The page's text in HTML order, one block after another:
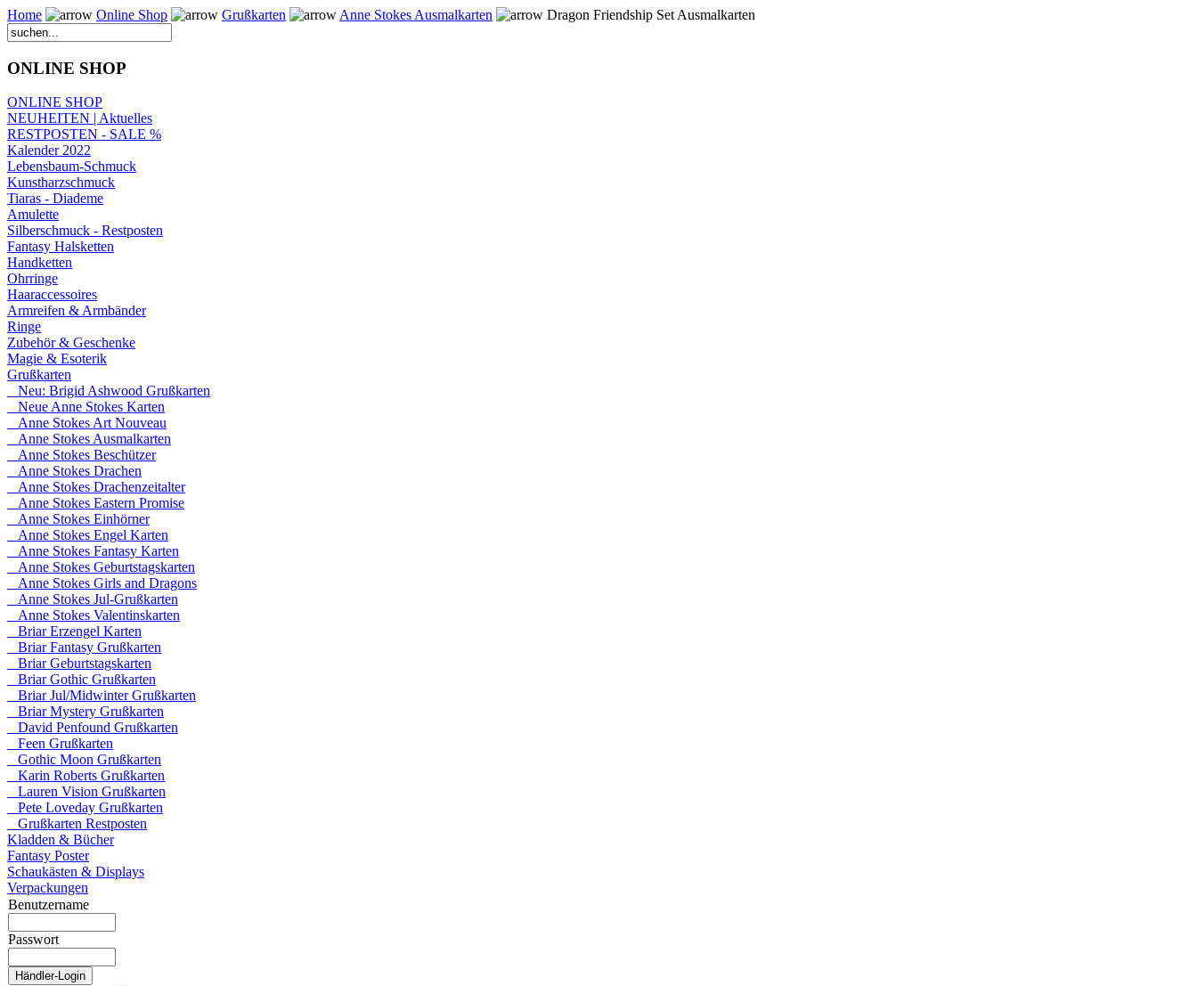
Home Online Shop Grußkarten Anne Stokes Ausmalkarten Dragon Friendship Set Ausmalkarten
ONLINE SHOP
ONLINE SHOP
NEUHEITEN | Aktuelles
RESTPOSTEN - SALE %
Kalender 2022
Lebensbaum-Schmuck
Kunstharzschmuck
Tiaras - Diademe
Amulette
Silberschmuck - Restposten
Fantasy Halsketten
Handketten
Ohrringe
Haaraccessoires
Armreifen & Armbänder
Ringe
Zubehör & Geschenke
Magie & Esoterik
Grußkarten
Neu: Brigid Ashwood Grußkarten
Neue Anne Stokes Karten
Anne Stokes Art Nouveau
Anne Stokes Ausmalkarten
Anne Stokes Beschützer
Anne Stokes Drachen
Anne Stokes Drachenzeitalter
Anne Stokes Eastern Promise
Anne Stokes Einhörner
Anne Stokes Engel Karten
Anne Stokes Fantasy Karten
Anne Stokes Geburtstagskarten
Anne Stokes Girls and Dragons
Anne Stokes Jul-Grußkarten
Anne Stokes Valentinskarten
Briar Erzengel Karten
Briar Fantasy Grußkarten
Briar Geburtstagskarten
Briar Gothic Grußkarten
Briar Jul/Midwinter Grußkarten
Briar Mystery Grußkarten
David Penfound Grußkarten
Feen Grußkarten
Gothic Moon Grußkarten
Karin Roberts Grußkarten
Lauren Vision Grußkarten
Pete Loveday Grußkarten
Grußkarten Restposten
Kladden & Bücher
Fantasy Poster
Schaukästen & Displays
Verpackungen
Benutzername
Passwort